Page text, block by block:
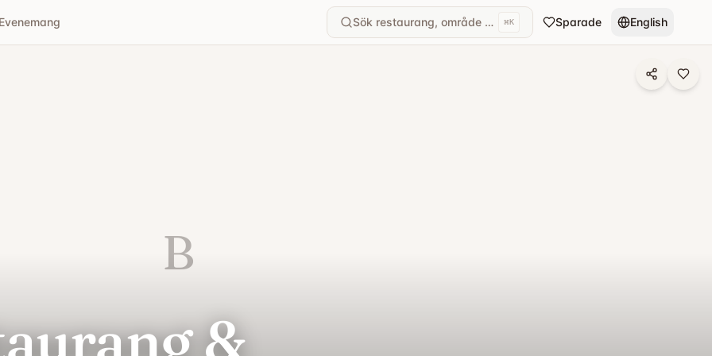
Evenemang Sök restaurang, område eller kök...
⌘K Sparade English
B
&